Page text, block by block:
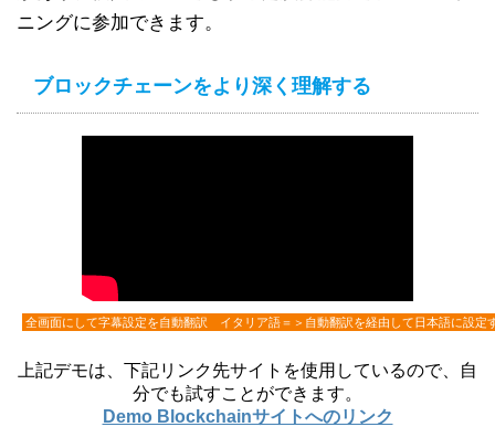
ニングに参加できます。
ブロックチェーンをより深く理解する
全画面にして字幕設定を自動翻訳 イタリア語＝＞自動翻訳を経由して日本語に設定
上記デモは、下記リンク先サイトを使用しているので、自
分でも試すことができます。
Demo Blockchainサイトへのリンク